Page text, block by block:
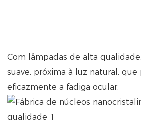
Com lâmpadas de alta
suave, próxima à luz natural,
eficazmente a fadiga ocular.